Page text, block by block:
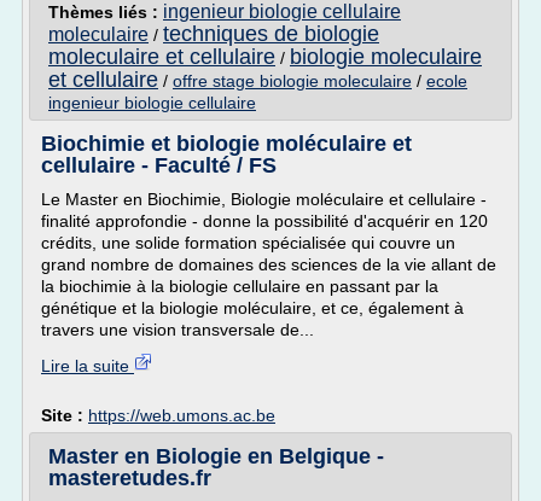
Thèmes liés : ingenieur biologie cellulaire
moleculaire / techniques de biologie
moleculaire et cellulaire / biologie moleculaire
et cellulaire / offre stage biologie moleculaire / ecole
ingenieur biologie cellulaire
Biochimie et biologie moléculaire et
cellulaire - Faculté / FS
Le Master en Biochimie, Biologie moléculaire et cellulaire -
finalité approfondie - donne la possibilité d'acquérir en 120
crédits, une solide formation spécialisée qui couvre un
grand nombre de domaines des sciences de la vie allant de
la biochimie à la biologie cellulaire en passant par la
génétique et la biologie moléculaire, et ce, également à
travers une vision transversale de...
Lire la suite
Site : https://web.umons.ac.be
Master en Biologie en Belgique -
masteretudes.fr